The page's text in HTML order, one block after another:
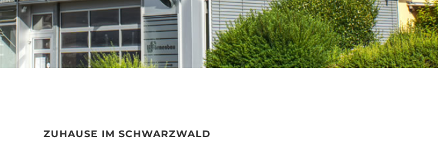
ZUHAUSE IM SCHWARZWALD